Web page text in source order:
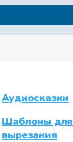
Аудиосказки
Шаблоны для
вырезания